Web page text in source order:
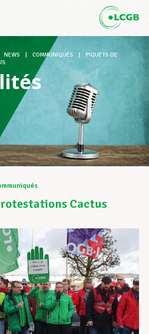
DE
syndicales
au Travail
en vie privée
professionnel
NEWS COMMUNIQUÉS
PIQUETS DE
Cactus